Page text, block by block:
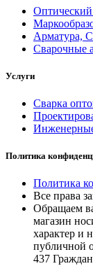
Оптический
Арматура,
Сварочные
Услуги
Сварка
Политика
Политика
Все права
Обращаем
магазин
характер и
публичной
437